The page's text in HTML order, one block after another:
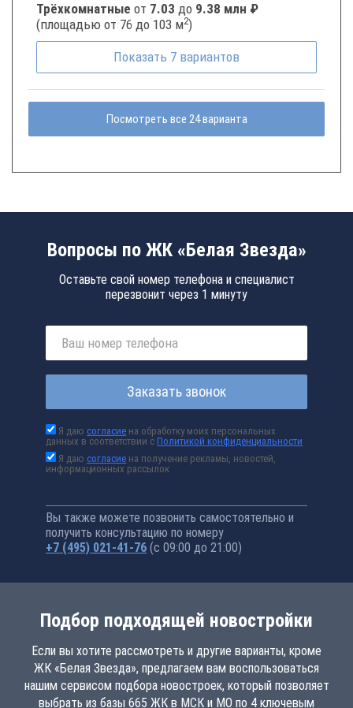
Трёхкомнатные от 7.03 до 9.38 млн ₽
(площадью от 76 до 103 м2)
Показать 7 вариантов
Посмотреть все 24 варианта
Вопросы по ЖК «Белая Звезда»
Оставьте свой номер телефона и специалист
перезвонит через 1 минуту
Заказать звонок
Я даюсогласие на обработку моих персональных
данных в соответствии сПолитикой конфиденциальности
Я даюсогласие на получение рекламы, новостей,
информационных рассылок
Вы также можете позвонить самостоятельно и
получить консультацию по номеру
+7 (495) 021-41-76 (с 09:00 до 21:00)
Подбор подходящей новостройки
Если вы хотите рассмотреть и другие варианты, кроме
ЖК «Белая Звезда», предлагаем вам воспользоваться
нашим сервисом подбора новостроек, который позволяет
выбрать из базы 665 ЖК в МСК и МО по 4 ключевым